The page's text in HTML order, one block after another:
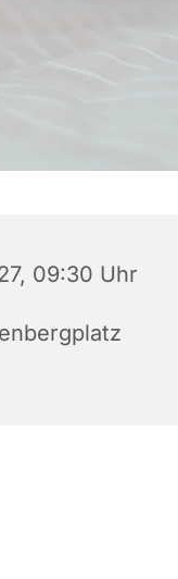
09:30 Uhr